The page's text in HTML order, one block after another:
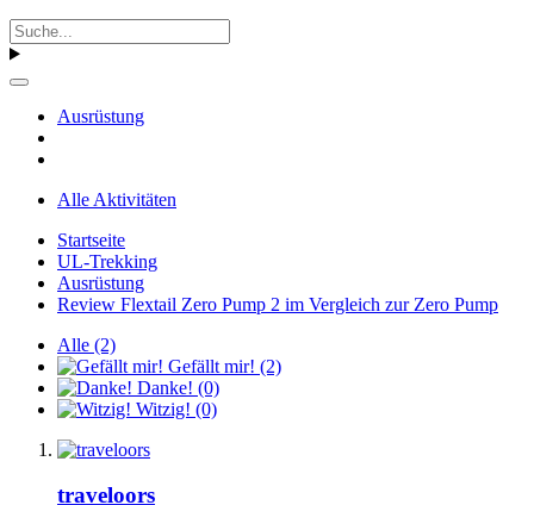
Ausrüstung
Alle Aktivitäten
Startseite
UL-Trekking
Ausrüstung
Review Flextail Zero Pump 2 im Vergleich zur Zero Pump
Alle (2)
Gefällt mir! (2)
Danke! (0)
Witzig! (0)
traveloors